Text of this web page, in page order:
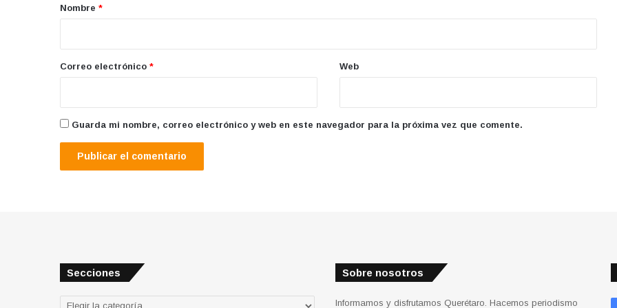
r
*
Nombre *
Correo electrónico * Web
Guarda mi nombre, correo electrónico y web en este navegador para la próxima vez que comente.
Secciones
Secciones
Sobre nosotros
Informamos y disfrutamos Querétaro. Hacemos periodismo